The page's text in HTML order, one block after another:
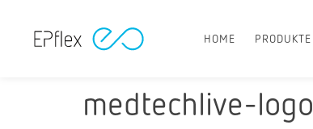
HOME PRODUKTE
medtechlive-logo